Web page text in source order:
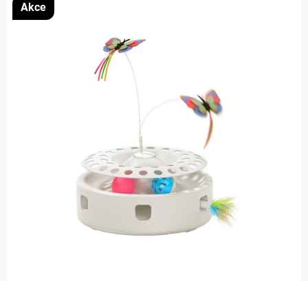
ÚLOŽNÉ BOXY, PLASTOVÉ REGÁLY, ORGANIZÉRY
Akce